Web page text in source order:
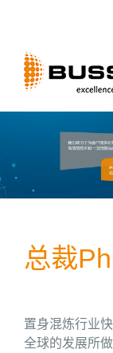
总裁
置身混炼行业
全球的发展所